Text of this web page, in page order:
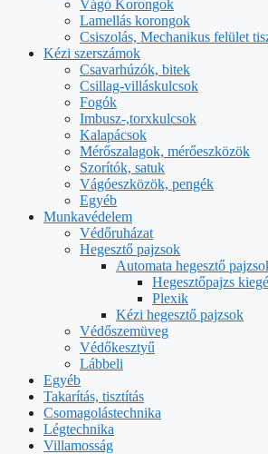
Vágó Korongok
Lamellás korongok
Csiszolás, Mechanikus felület
Kézi szerszámok
Csavarhúzók, bitek
Csillag-villáskulcsok
Fogók
Imbusz-,torxkulcsok
Kalapácsok
Mérőszalagok, mérőeszközök
Szorítók, satuk
Vágóeszközök, pengék
Egyéb
Munkavédelem
Védőruházat
Hegesztő pajzsok
Automata hegesztő
Hegesztőpajzs
Plexik
Kézi hegesztő pajzsok
Védőszemüveg
Védőkesztyű
Lábbeli
Egyéb
Takarítás, tisztítás
Csomagolástechnika
Légtechnika
Villamosság